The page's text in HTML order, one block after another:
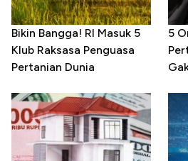
Bikin Bangga! RI Masuk 5
Klub Raksasa Penguasa
Pertanian Dunia
5